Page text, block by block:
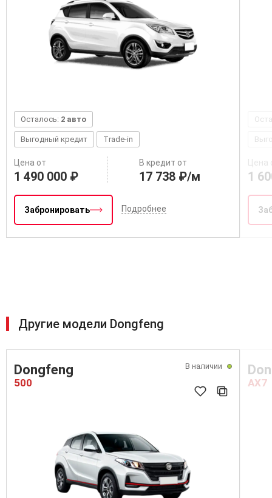
Осталось: 2 авто
Выгодный кредит Trade-in
Цена от
1 490 000 ₽
В кредит от
17 738 ₽/м
Забронировать Подробнее
Цена
1
Другие модели Dongfeng
В наличии
Dongfeng
500 AX7